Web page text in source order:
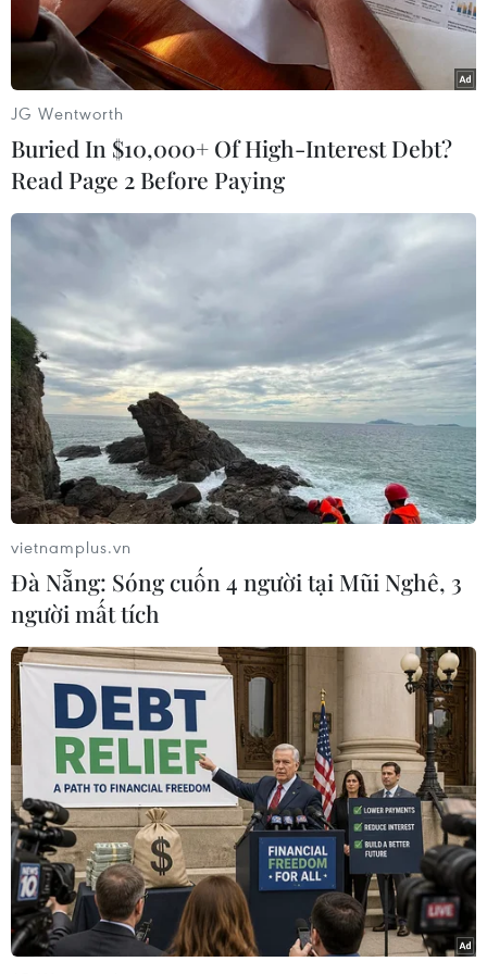
Tiến sỹ Trần Đăng Khoa - Phó Vụ trưởng Vụ Sức khỏe Bà mẹ-Trẻ
em tại buổi lễ phát động. (Ảnh: PV/Vietnam+)
Ngày 28/11, Vụ Sức khỏe Bà mẹ-Trẻ em (Bộ Y tế)
phát động Chiến dịch truyền thông "24 giờ bên
con" với mong muốn truyền tải thông điệp đến
các bậc cha mẹ, người nuôi dưỡng trẻ "hãy luôn
sẵn sàng đồng hành cùng con trong hành trình
lớn khôn" vì thế hệ trẻ em Việt Nam khỏe thể
chất, mạnh tinh thần.
Tiến sỹ Trần Đăng Khoa, Phó Vụ trưởng Vụ Sức
khỏe Bà mẹ-Trẻ em, cho hay trong những năm
qua, Đảng và Nhà nước đã luôn quan tâm dành
nhiều nguồn lực cho trẻ em. Ngành Y tế đã và
đang thực hiện tốt các chính sách, chương trình
dành cho trẻ em với cách tiếp cận dựa trên các
quyền cơ bản của trẻ em như chăm sóc thiết
yếu trẻ sơ sinh, dinh dưỡng 1000 ngày đầu đời
cho phụ nữ mang thai và trẻ em, khám chữa
bệnh miễn phí cho trẻ em dưới 6 tuổi; tiêm
JG Wentworth
Buried In $10,000+ Of High-Interest Debt?
Read Page 2 Before Paying
vietnamplus.vn
Đà Nẵng: Sóng cuốn 4 người tại Mũi Nghê, 3
người mất tích